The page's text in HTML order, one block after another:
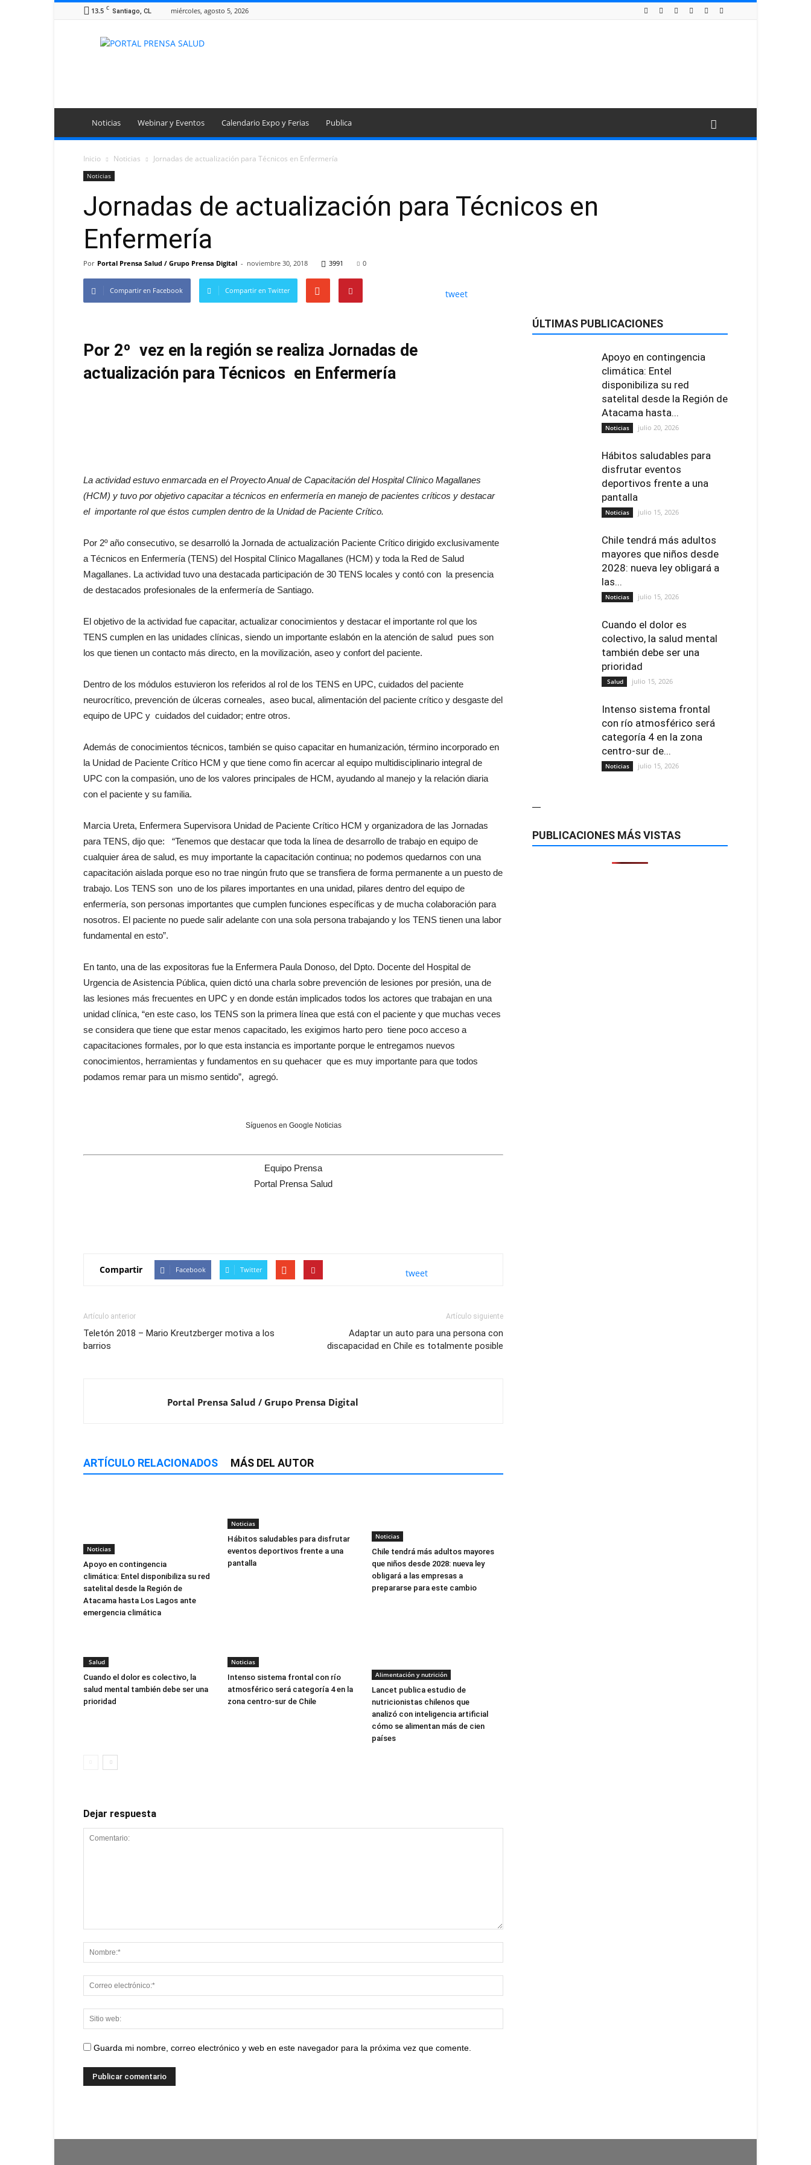
13.5 C Santiago, CL miércoles, agosto 5, 2026
Portal
Noticias Webinar y Eventos Calendario Expo y Ferias Publica
Inicio Noticias Jornadas de actualización para Técnicos en Enfermería
Noticias
Jornadas de actualización para Técnicos en
Enfermería
Por Portal Prensa Salud / Grupo Prensa Digital - noviembre 30, 2018 3991 0
Compartir en Facebook Compartir en Twitter tweet
Por 2º vez en la región se realiza Jornadas de
actualización para Técnicos en Enfermería
La actividad estuvo enmarcada en el Proyecto Anual de Capacitación del Hospital Clínico Magallanes
(HCM) y tuvo por objetivo capacitar a técnicos en enfermería en manejo de pacientes críticos y destacar
el importante rol que éstos cumplen dentro de la Unidad de Paciente Crítico.
Por 2º año consecutivo, se desarrolló la Jornada de actualización Paciente Crítico dirigido exclusivamente
a Técnicos en Enfermería (TENS) del Hospital Clínico Magallanes (HCM) y toda la Red de Salud
Magallanes. La actividad tuvo una destacada participación de 30 TENS locales y contó con la presencia
de destacados profesionales de la enfermería de Santiago.
El objetivo de la actividad fue capacitar, actualizar conocimientos y destacar el importante rol que los
TENS cumplen en las unidades clínicas, siendo un importante eslabón en la atención de salud pues son
los que tienen un contacto más directo, en la movilización, aseo y confort del paciente.
Dentro de los módulos estuvieron los referidos al rol de los TENS en UPC, cuidados del paciente
neurocrítico, prevención de úlceras corneales, aseo bucal, alimentación del paciente crítico y desgaste del
equipo de UPC y cuidados del cuidador; entre otros.
Además de conocimientos técnicos, también se quiso capacitar en humanización, término incorporado en
la Unidad de Paciente Crítico HCM y que tiene como fin acercar al equipo multidisciplinario integral de
UPC con la compasión, uno de los valores principales de HCM, ayudando al manejo y la relación diaria
con el paciente y su familia.
Marcia Ureta, Enfermera Supervisora Unidad de Paciente Crítico HCM y organizadora de las Jornadas
para TENS, dijo que: “Tenemos que destacar que toda la línea de desarrollo de trabajo en equipo de
cualquier área de salud, es muy importante la capacitación continua; no podemos quedarnos con una
capacitación aislada porque eso no trae ningún fruto que se transfiera de forma permanente a un puesto de
trabajo. Los TENS son uno de los pilares importantes en una unidad, pilares dentro del equipo de
enfermería, son personas importantes que cumplen funciones específicas y de mucha colaboración para
nosotros. El paciente no puede salir adelante con una sola persona trabajando y los TENS tienen una labor
fundamental en esto”.
En tanto, una de las expositoras fue la Enfermera Paula Donoso, del Dpto. Docente del Hospital de
Urgencia de Asistencia Pública, quien dictó una charla sobre prevención de lesiones por presión, una de
las lesiones más frecuentes en UPC y en donde están implicados todos los actores que trabajan en una
unidad clínica, “en este caso, los TENS son la primera línea que está con el paciente y que muchas veces
se considera que tiene que estar menos capacitado, les exigimos harto pero tiene poco acceso a
capacitaciones formales, por lo que esta instancia es importante porque le entregamos nuevos
conocimientos, herramientas y fundamentos en su quehacer que es muy importante para que todos
podamos remar para un mismo sentido”, agregó.
Síguenos en Google Noticias
Equipo Prensa
Portal Prensa Salud
Compartir Facebook Twitter tweet
Artículo anterior
Teletón 2018 – Mario Kreutzberger motiva a los
barrios
Artículo siguiente
Adaptar un auto para una persona con
discapacidad en Chile es totalmente posible
Portal Prensa Salud / Grupo Prensa Digital
ARTÍCULO RELACIONADOS MÁS DEL AUTOR
Noticias
Apoyo en contingencia
climática: Entel disponibiliza su red
satelital desde la Región de
Atacama hasta Los Lagos ante
emergencia climática
Noticias
Hábitos saludables para disfrutar
eventos deportivos frente a una
pantalla
Noticias
Chile tendrá más adultos mayores
que niños desde 2028: nueva ley
obligará a las empresas a
prepararse para este cambio
Salud
Cuando el dolor es colectivo, la
salud mental también debe ser una
prioridad
Noticias
Intenso sistema frontal con río
atmosférico será categoría 4 en la
zona centro-sur de Chile
Alimentación y nutrición
Lancet publica estudio de
nutricionistas chilenos que
analizó con inteligencia artificial
cómo se alimentan más de cien
países
Dejar respuesta
Guarda mi nombre, correo electrónico y web en este navegador para la próxima vez que comente.
ÚLTIMAS PUBLICACIONES
Apoyo en contingencia
climática: Entel
disponibiliza su red
satelital desde la Región de
Atacama hasta...
Noticias julio 20, 2026
Hábitos saludables para
disfrutar eventos
deportivos frente a una
pantalla
Noticias julio 15, 2026
Chile tendrá más adultos
mayores que niños desde
2028: nueva ley obligará a
las...
Noticias julio 15, 2026
Cuando el dolor es
colectivo, la salud mental
también debe ser una
prioridad
Salud julio 15, 2026
Intenso sistema frontal
con río atmosférico será
categoría 4 en la zona
centro-sur de...
Noticias julio 15, 2026
—
PUBLICACIONES MÁS VISTAS